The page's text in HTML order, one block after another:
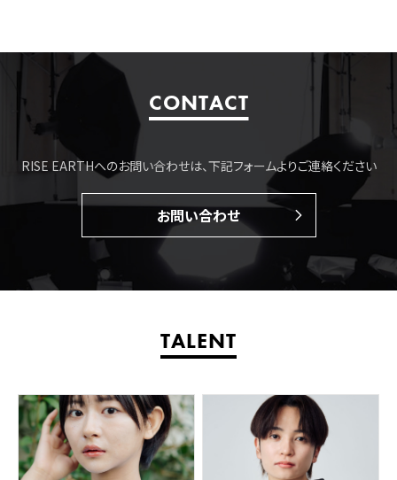
CONTACT
RISE EARTHへのお問い合わせは、下記フォームよりご連絡ください
お問い合わせ
TALENT